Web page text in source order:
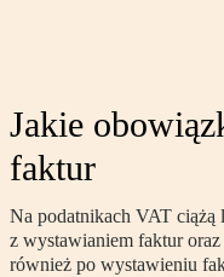
Jakie
faktur
Na podatnikach VAT
z wystawianiem faktur
również po wystawieniu